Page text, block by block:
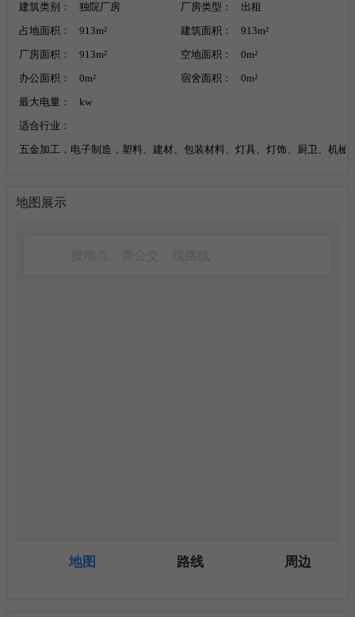
建筑类别： 独院厂房 厂房类型：
出租
占地面积：
913m² 建筑面积：
913m²
厂房面积：
913m² 空地面积：
0m²
办公面积：
0m² 宿舍面积：
0m²
最大电量：
kw
适合行业：
五金加工，电子制造，塑料、建材、包装材料、灯具、灯饰、厨卫、机械
地图展示